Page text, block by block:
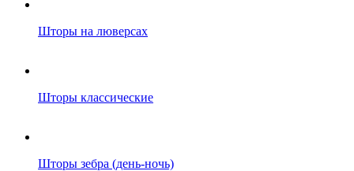
Шторы на люверсах
Шторы классические
Шторы зебра (день-ночь)